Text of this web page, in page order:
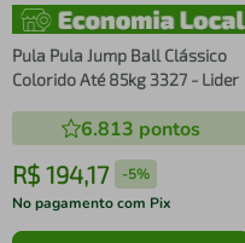
Pula Pula Jump Ball Clássico
Colorido Até 85kg 3327 - Lider
6.813 pontos
R$ 194,17 -5%
No pagamento com Pix